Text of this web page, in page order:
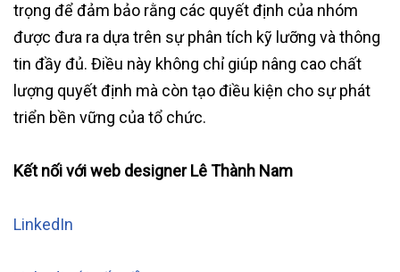
trọng để đảm bảo rằng các quyết định của nhóm
được đưa ra dựa trên sự phân tích kỹ lưỡng và thông
tin đầy đủ. Điều này không chỉ giúp nâng cao chất
lượng quyết định mà còn tạo điều kiện cho sự phát
triển bền vững của tổ chức.
Kết nối với web designer Lê Thành Nam
LinkedIn